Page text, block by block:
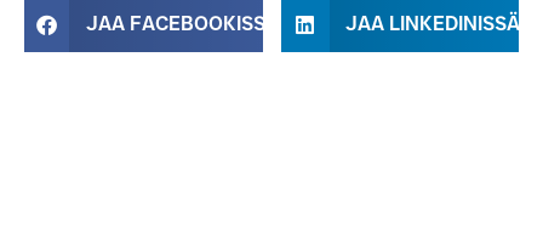
JAA FACEBOOKISSA JAA LINKEDINISSÄ